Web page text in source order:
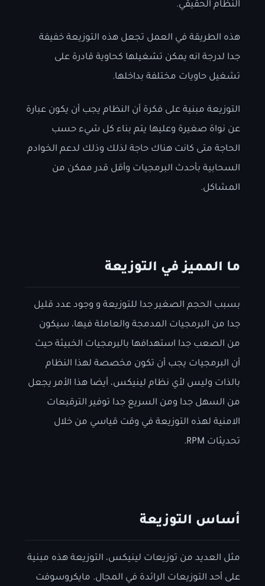
النظام الحقيقي.
هذه الطريقة في العمل تجعل هذه التوزيعة خفيفة
جدا لدرجة انه يمكن تشغيلها كحاوية قادرة على
تشغيل حاويات مختلفة بداخلها.
التوزيعة مبنية على فكرة أن النظام يجب أن يكون عبارة
عن نواة صغيرة وعليها يتم بناء كل شيء حسب
الحاجة متى كانت هناك حاجة لذلك وذلك لدعم الخوادم
السحابية بأحدث البرمجيات وأقل قدر ممكن من
المشاكل.
ما المميز في التوزيعة
بسبب الحجم الصغير جدا للتوزيعة و وجود عدد قليل
جدا من البرمجيات المدمجة والعاملة فيها، سيكون
من الصعب جدا استهدافها بالبرمجيات الخبيثة حيث
أن البرمجيات يجب أن تكون مخصصة لهذا النظام
بالذات وليس لأي نظام لينيكس، أيضا هذا الأمر يجعل
من السهل جدا ومن السريع جدا توفير الترقيعات
الامنية لهذه التوزيعة في وقت قياسي من خلال
تحديثات RPM.
أساس التوزيعة
مثل العديد من توزيعات لينيكس، التوزيعة هذه مبنية
على أحد التوزيعات الرائدة في المجال. مايكروسوفت